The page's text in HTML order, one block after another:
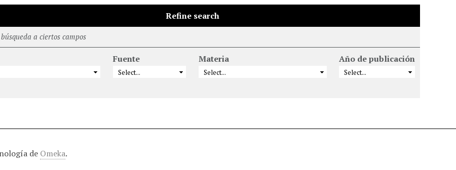
Refine search
a ciertos campos
Fuente Materia Año de publicación
de Omeka.